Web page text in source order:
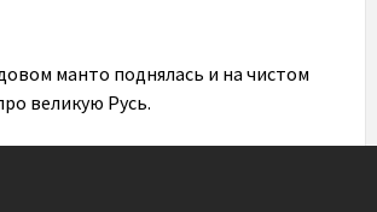
манто поднялась и на чистом
великую Русь.